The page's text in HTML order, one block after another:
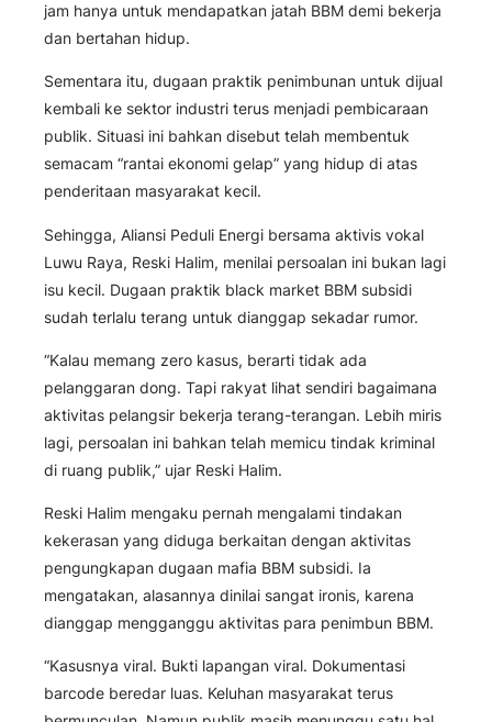
jam hanya untuk mendapatkan jatah BBM demi bekerja
dan bertahan hidup.
Sementara itu, dugaan praktik penimbunan untuk dijual
kembali ke sektor industri terus menjadi pembicaraan
publik. Situasi ini bahkan disebut telah membentuk
semacam “rantai ekonomi gelap” yang hidup di atas
penderitaan masyarakat kecil.
Sehingga, Aliansi Peduli Energi bersama aktivis vokal
Luwu Raya, Reski Halim, menilai persoalan ini bukan lagi
isu kecil. Dugaan praktik black market BBM subsidi
sudah terlalu terang untuk dianggap sekadar rumor.
“Kalau memang zero kasus, berarti tidak ada
pelanggaran dong. Tapi rakyat lihat sendiri bagaimana
aktivitas pelangsir bekerja terang-terangan. Lebih miris
lagi, persoalan ini bahkan telah memicu tindak kriminal
di ruang publik,” ujar Reski Halim.
Reski Halim mengaku pernah mengalami tindakan
kekerasan yang diduga berkaitan dengan aktivitas
pengungkapan dugaan mafia BBM subsidi. Ia
mengatakan, alasannya dinilai sangat ironis, karena
dianggap mengganggu aktivitas para penimbun BBM.
“Kasusnya viral. Bukti lapangan viral. Dokumentasi
barcode beredar luas. Keluhan masyarakat terus